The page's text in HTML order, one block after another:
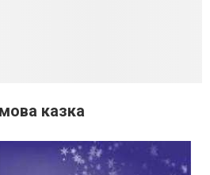
казка